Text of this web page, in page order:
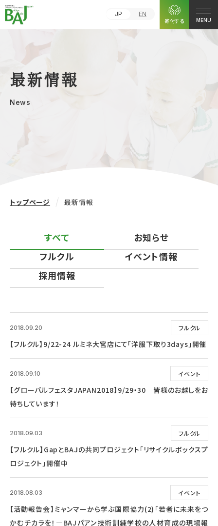
JP
EN
寄付する
MENU
最新情報
News
トップページ 最新情報
すべて
お知らせ
フルクル
イベント情報
採用情報
フルクル
2018.09.20
【フルクル】9/22-24 ルミネ大宮店にて「洋服下取り3days」開催
イベント
2018.09.10
【グローバルフェスタJAPAN2018】9/29・30 皆様のお越しをお
待ちしています！
フルクル
2018.09.03
【フルクル】GapとBAJの共同プロジェクト「リサイクルボックスプ
ロジェクト」開催中
イベント
2018.08.03
【活動報告会】ミャンマーから学ぶ国際協力(2)「若者に未来をつ
かむチカラを！―BAJパアン技術訓練学校の人材育成の現場報